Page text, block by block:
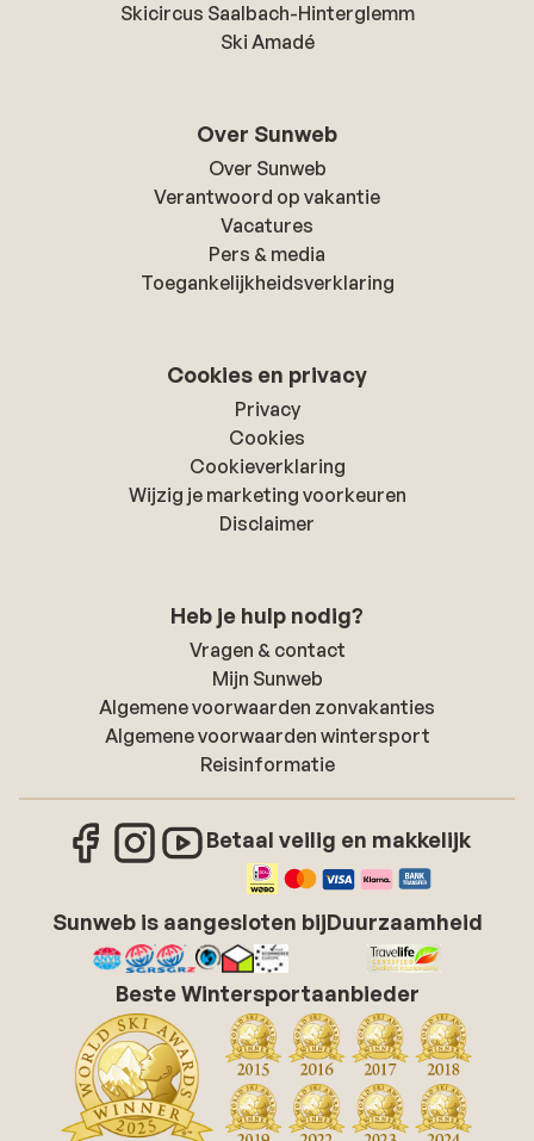
Skicircus Saalbach-Hinterglemm
Ski Amadé
Over Sunweb
Over Sunweb
Verantwoord op vakantie
Vacatures
Pers & media
Toegankelijkheidsverklaring
Cookies en privacy
Privacy
Cookies
Cookieverklaring
Wijzig je marketing voorkeuren
Disclaimer
Heb je hulp nodig?
Vragen & contact
Mijn Sunweb
Algemene voorwaarden zonvakanties
Algemene voorwaarden wintersport
Reisinformatie
Betaal veilig en makkelijk
Sunweb is aangesloten bijDuurzaamheid
Beste Wintersportaanbieder